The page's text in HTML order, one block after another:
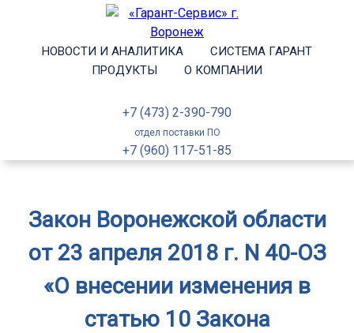
НОВОСТИ И АНАЛИТИКА
СИСТЕМА ГАРАНТ
ПРОДУКТЫ
О КОМПАНИИ
+7 (473) 2-390-790
отдел поставки ПО
+7 (960) 117-51-85
Закон Воронежской области
от 23 апреля 2018 г. N 40-ОЗ
«О внесении изменения в
статью 10 Закона